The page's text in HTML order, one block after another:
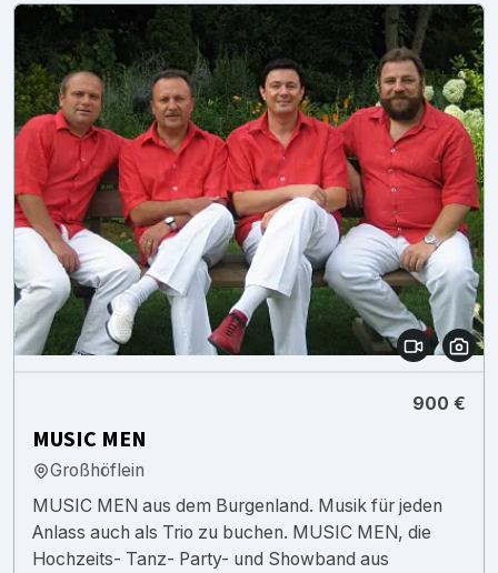
900 €
MUSIC MEN
Großhöflein
MUSIC MEN aus dem Burgenland. Musik für jeden
Anlass auch als Trio zu buchen. MUSIC MEN, die
Hochzeits- Tanz- Party- und Showband aus